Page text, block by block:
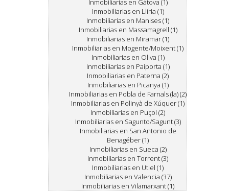
Inmobiliarias en Gátova (1)
Inmobiliarias en Llíria (1)
Inmobiliarias en Manises (1)
Inmobiliarias en Massamagrell (1)
Inmobiliarias en Miramar (1)
Inmobiliarias en Mogente/Moixent (1)
Inmobiliarias en Oliva (1)
Inmobiliarias en Paiporta (1)
Inmobiliarias en Paterna (2)
Inmobiliarias en Picanya (1)
Inmobiliarias en Pobla de Farnals (la) (2)
Inmobiliarias en Polinyà de Xúquer (1)
Inmobiliarias en Puçol (2)
Inmobiliarias en Sagunto/Sagunt (3)
Inmobiliarias en San Antonio de
Benagéber (1)
Inmobiliarias en Sueca (2)
Inmobiliarias en Torrent (3)
Inmobiliarias en Utiel (1)
Inmobiliarias en Valencia (37)
Inmobiliarias en Vilamarxant (1)